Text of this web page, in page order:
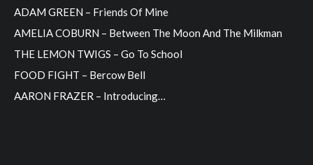
ADAM GREEN – Friends Of Mine
AMELIA COBURN – Between The Moon And The Milkman
THE LEMON TWIGS – Go To School
FOOD FIGHT – Bercow Bell
AARON FRAZER – Introducing…